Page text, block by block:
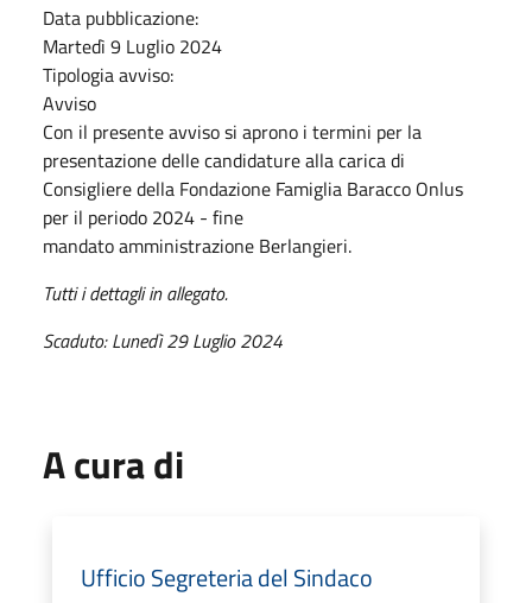
Data pubblicazione:
Martedì 9 Luglio 2024
Tipologia avviso:
Avviso
Con il presente avviso si aprono i termini per la
presentazione delle candidature alla carica di
Consigliere della Fondazione Famiglia Baracco Onlus
per il periodo 2024 - fine
mandato amministrazione Berlangieri.
Tutti i dettagli in allegato.
Scaduto: Lunedì 29 Luglio 2024
A cura di
Ufficio Segreteria del Sindaco